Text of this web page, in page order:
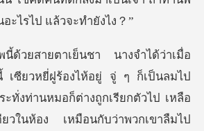
วหยี่ฝูร้องไห้อยู่ จู่ ๆ ก็เป็นลมไป
ทั่งท่านหมอก็ต่างถูกเรีย